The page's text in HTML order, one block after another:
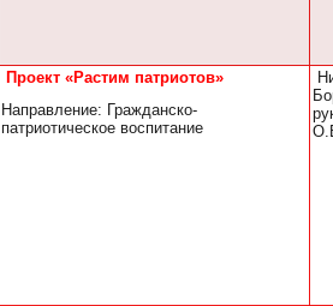
Проект «Растим патриотов»
Направление: Гражданско-
патриотическое воспитание